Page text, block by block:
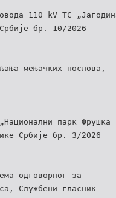
110 kV ТС
бр. 10/2026
мењачких послова,
парк Фрушка
Србије бр. 3/2026
одговорног за
Службени гласник